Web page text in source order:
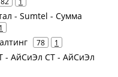
- Sumtel - Сумма
1
78 1
- АйСиЭл СТ - АйСиЭл